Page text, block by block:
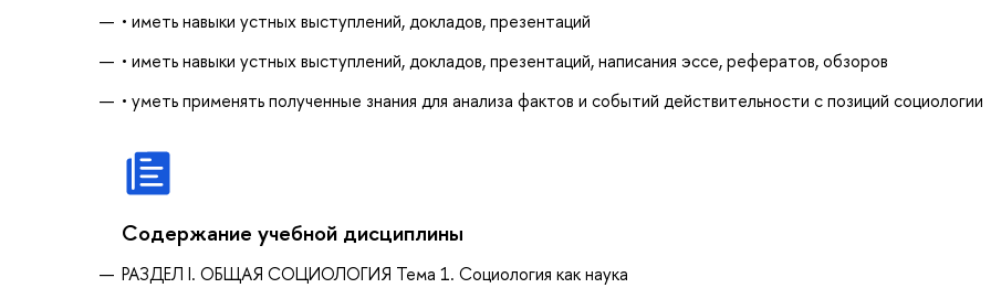
• иметь навыки устных выступлений, докладов, презентаций
• иметь навыки устных выступлений, докладов, презентаций, написания эссе, рефератов, обзоров
• уметь применять полученные знания для анализа фактов и событий действительности с позиций социологии
Содержание учебной дисциплины
РАЗДЕЛ I. ОБЩАЯ СОЦИОЛОГИЯ Тема 1. Социология как наука